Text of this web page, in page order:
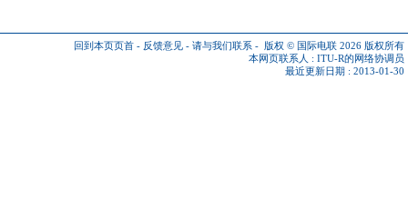
回到本页页首 - 反馈意见 - 请与我们联系 - 版权 © 国际电联 2026 版权所有
本网页联系人 : ITU-R的网络协调员
最近更新日期 : 2013-01-30